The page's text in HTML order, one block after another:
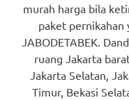
murah harga bila
paket pernikahan
JABODETABEK.
ruang Jakarta
Jakarta Selatan,
Timur, Bekasi